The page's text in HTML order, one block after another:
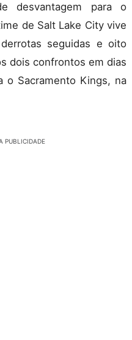
desvantagem para o
de Salt Lake City vive
seguidas e oito
dois confrontos em dias
o Sacramento Kings, na
PUBLICIDADE